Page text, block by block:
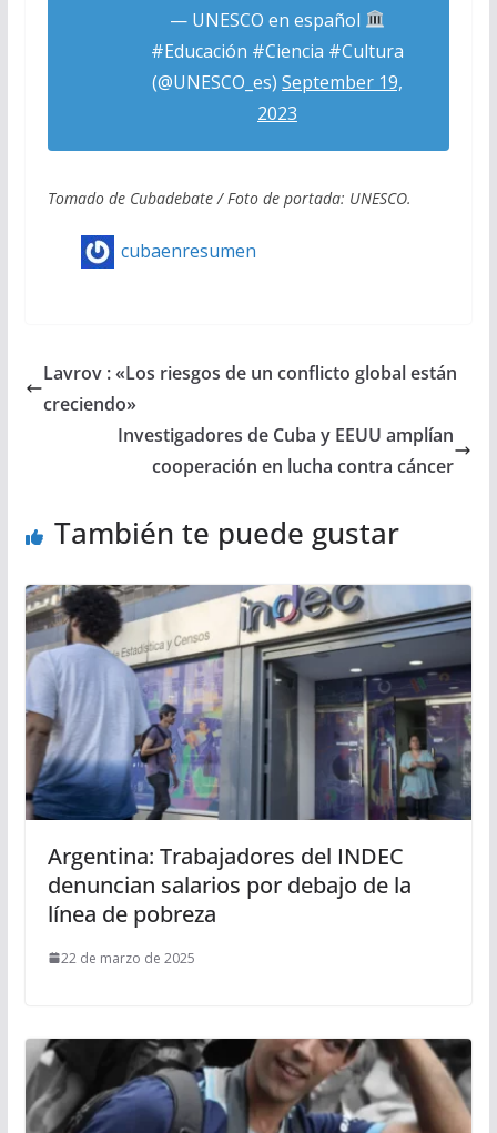
— UNESCO en español
#Educación #Ciencia #Cultura
(@UNESCO_es) September 19,
2023
Tomado de Cubadebate / Foto de portada: UNESCO.
cubaenresumen
Lavrov : «Los riesgos de un conflicto global están
creciendo»
Investigadores de Cuba y EEUU amplían
cooperación en lucha contra cáncer
También te puede gustar
Argentina: Trabajadores del INDEC
denuncian salarios por debajo de la
línea de pobreza
22 de marzo de 2025